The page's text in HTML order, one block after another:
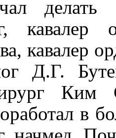
кавалер
Д.Г.
Ким
в